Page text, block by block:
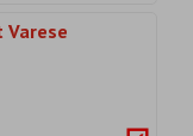
Varese